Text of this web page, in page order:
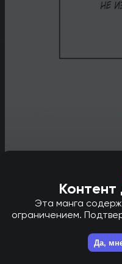
Контент
Эта манга
ограничением.
Да,
НОВАЯ ГЛАВА В ТГ